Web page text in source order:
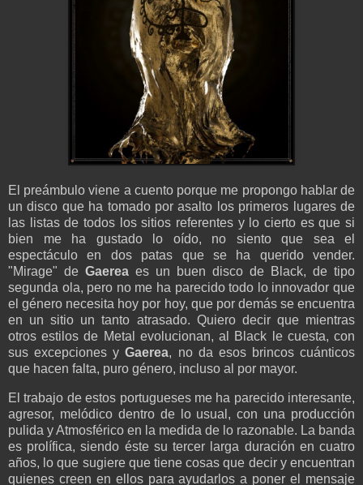
El preámbulo viene a cuento porque me propongo hablar de
un disco que ha tomado por asalto los primeros lugares de
las listas de todos los sitios referentes y lo cierto es que si
bien me ha gustado lo oído, no siento que sea el
espectáculo en dos patas que se ha querido vender.
"Mirage" de Gaerea es un buen disco de Black, de tipo
segunda ola, pero no me ha parecido todo lo innovador que
el género necesita hoy por hoy, que por demás se encuentra
en un sitio un tanto atrasado. Quiero decir que mientras
otros estilos de Metal evolucionan, al Black le cuesta, con
sus excepciones yGaerea, no da esos brincos cuánticos
que hacen falta, puro género, incluso al por mayor.
El trabajo de estos portugueses me ha parecido interesante,
agresor, melódico dentro de lo usual, con una producción
pulida y Atmosférico en la medida de lo razonable. La banda
es prolífica, siendo éste su tercer larga duración en cuatro
años, lo que sugiere que tiene cosas que decir y encuentran
quienes creen en ellos para ayudarlos a poner el mensaje